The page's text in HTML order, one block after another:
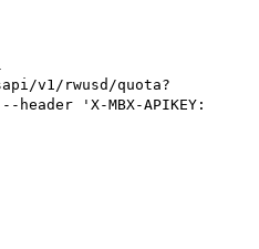
v1/rwusd/quota?
--header 'X-MBX-APIKEY: